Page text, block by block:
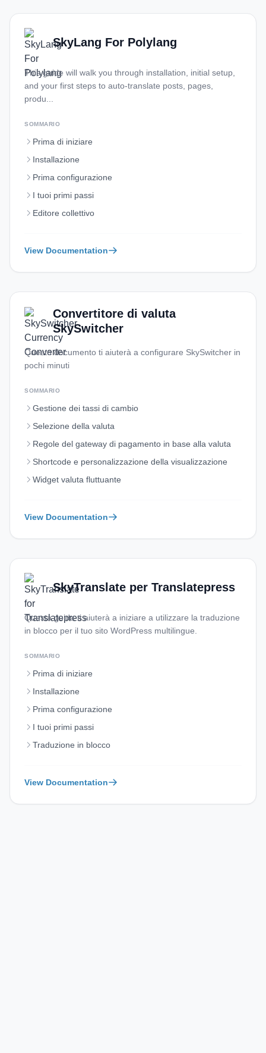
SkyLang For Polylang
This guide will walk you through installation, initial setup,
and your first steps to auto‑translate posts, pages,
produ...
SOMMARIO
Prima di iniziare
Installazione
Prima configurazione
I tuoi primi passi
Editore collettivo
View Documentation
Convertitore di valuta
SkySwitcher
Questo documento ti aiuterà a configurare SkySwitcher in
pochi minuti
SOMMARIO
Gestione dei tassi di cambio
Selezione della valuta
Regole del gateway di pagamento in base alla valuta
Shortcode e personalizzazione della visualizzazione
Widget valuta fluttuante
View Documentation
SkyTranslate per Translatepress
Questa guida ti aiuterà a iniziare a utilizzare la traduzione
in blocco per il tuo sito WordPress multilingue.
SOMMARIO
Prima di iniziare
Installazione
Prima configurazione
I tuoi primi passi
Traduzione in blocco
View Documentation